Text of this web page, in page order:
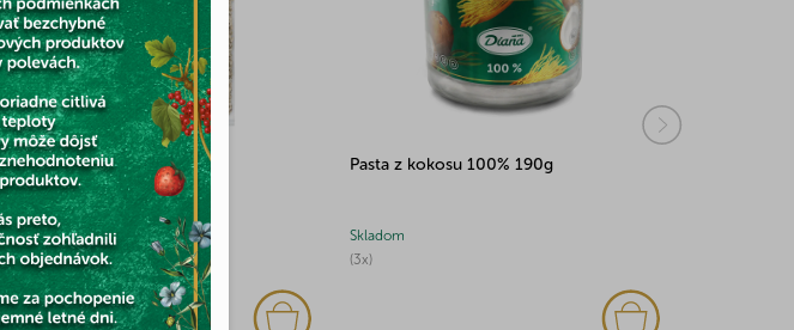
Slnečnica lúpaná 1kg
(5x)
Skladom
Pasta z kokosu 100% 190g
(3x)
Skladom